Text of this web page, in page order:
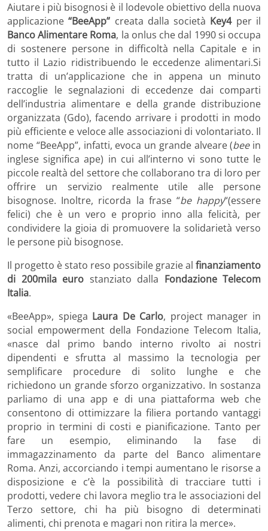
Aiutare i più bisognosi è il lodevole obiettivo della nuova
applicazione “BeeApp” creata dalla società Key4per il
Banco Alimentare Roma, la onlus che dal 1990 si occupa
di sostenere persone in difficoltà nella Capitale e in
tutto il Lazio ridistribuendo le eccedenze alimentari.Si
tratta di un’applicazione che in appena un minuto
raccoglie le segnalazioni di eccedenze dai comparti
dell’industria alimentare e della grande distribuzione
organizzata (Gdo), facendo arrivare i prodotti in modo
più efficiente e veloce alle associazioni di volontariato. Il
nome “BeeApp”, infatti, evoca un grande alveare (bee in
inglese significa ape) in cui all’interno vi sono tutte le
piccole realtà del settore che collaborano tra di loro per
offrire un servizio realmente utile alle persone
bisognose. Inoltre, ricorda la frase “be happy“(essere
felici) che è un vero e proprio inno alla felicità, per
condividere la gioia di promuovere la solidarietà verso
le persone più bisognose.
Il progetto è stato reso possibile grazie al finanziamento
di 200mila euro stanziato dalla Fondazione Telecom
Italia.
«BeeApp», spiega Laura De Carlo, project manager in
social empowerment della Fondazione Telecom Italia,
«nasce dal primo bando interno rivolto ai nostri
dipendenti e sfrutta al massimo la tecnologia per
semplificare procedure di solito lunghe e che
richiedono un grande sforzo organizzativo. In sostanza
parliamo di una app e di una piattaforma web che
consentono di ottimizzare la filiera portando vantaggi
proprio in termini di costi e pianificazione. Tanto per
fare un esempio, eliminando la fase di
immagazzinamento da parte del Banco alimentare
Roma. Anzi, accorciando i tempi aumentano le risorse a
disposizione e c’è la possibilità di tracciare tutti i
prodotti, vedere chi lavora meglio tra le associazioni del
Terzo settore, chi ha più bisogno di determinati
alimenti, chi prenota e magari non ritira la merce».